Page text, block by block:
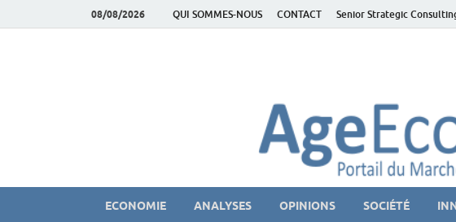
08/08/2026 QUI SOMMES-NOUS CONTACT Senior Strategic
ECONOMIE ANALYSES OPINIONS SOCIÉTÉ